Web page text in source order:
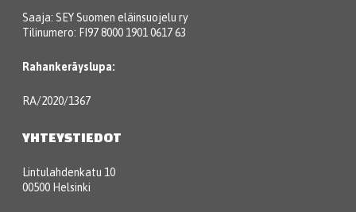
Saaja: SEY Suomen eläinsuojelu ry
Tilinumero: FI97 8000 1901 0617 63
Rahankeräyslupa:
RA/2020/1367
YHTEYSTIEDOT
Lintulahdenkatu 10
00500 Helsinki